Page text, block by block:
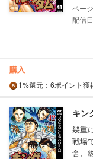
配信
購入
1%還元 ：6ポイント獲
キン
幾重
戦場
舎、